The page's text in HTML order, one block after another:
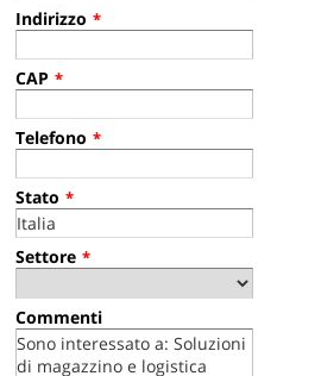
Indirizzo *
CAP *
Telefono *
Stato *
Settore *
Commenti